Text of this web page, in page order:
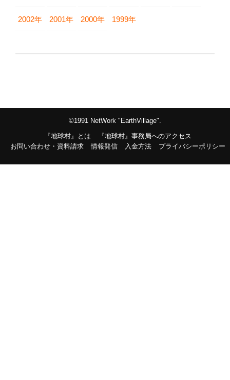
2002年 2001年 2000年 1999年
©1991 NetWork "EarthVillage".
『地球村』とは
『地球村』事務局へのアクセス
お問い合わせ・資料請求
情報発信 入金方法 プライバシーポリシー